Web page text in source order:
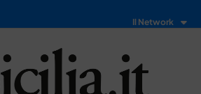
Il Network